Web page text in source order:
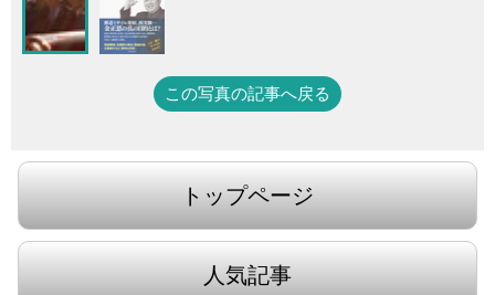
この写真の記事へ戻る
トップページ
人気記事